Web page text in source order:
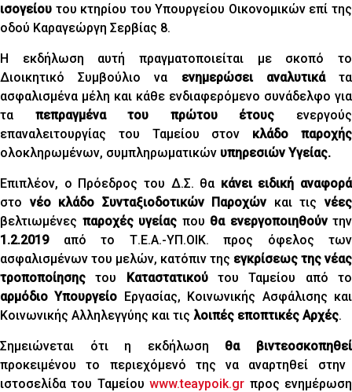
ισογείου του κτηρίου του Υπουργείου Οικονομικών επί της
οδού Καραγεώργη Σερβίας 8.
Η εκδήλωση αυτή πραγματοποιείται με σκοπό το
Διοικητικό Συμβούλιο να ενημερώσει αναλυτικάτα
ασφαλισμένα μέλη και κάθε ενδιαφερόμενο συνάδελφο για
τα πεπραγμένα του πρώτου έτους ενεργούς
επαναλειτουργίας του Ταμείου στον κλάδο παροχής
ολοκληρωμένων, συμπληρωματικών υπηρεσιών Υγείας.
Επιπλέον, ο Πρόεδρος του Δ.Σ. θα κάνει ειδική αναφορά
στο νέο κλάδο Συνταξιοδοτικών Παροχών και τιςνέες
βελτιωμένες παροχές υγείας που θα ενεργοποιηθούντην
1.2.2019από το Τ.Ε.Α.-ΥΠ.ΟΙΚ. προς όφελος των
ασφαλισμένων του μελών, κατόπιν της εγκρίσεως της νέας
τροποποίησης του Καταστατικούτου Ταμείου από το
αρμόδιο Υπουργείο Εργασίας, Κοινωνικής Ασφάλισης και
Κοινωνικής Αλληλεγγύης και τις λοιπές εποπτικές Αρχές.
Σημειώνεται ότι η εκδήλωση θα βιντεοσκοπηθεί
προκειμένου το περιεχόμενό της να αναρτηθεί στην
ιστοσελίδα του Ταμείουwww.teaypoik.gr προς ενημέρωση